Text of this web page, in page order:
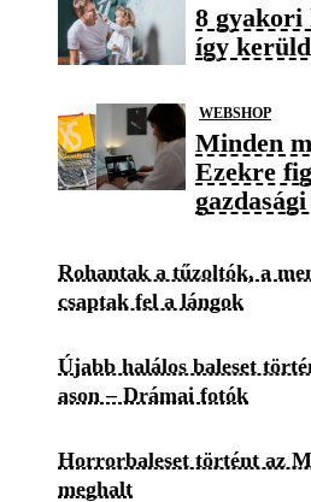
8 gyakori
így
WEBSHOP
Minden
Ezekre
Rohantak a tűzoltók, a
csaptak fel a lángok
Újabb halálos baleset
ason – Drámai fotók
Horrorbaleset történt az
meghalt